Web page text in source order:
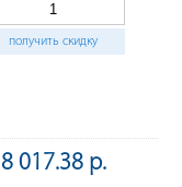
получить скидку
8 017.38 р.